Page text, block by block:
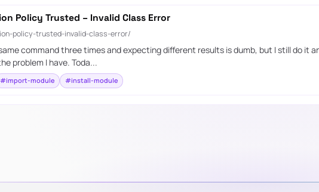
Policy Trusted – Invalid Class Error
policy-trusted-invalid-class-error/
command three times and expecting different results is dumb, but I still do it
problem I have. Toda...
#import-module #install-module